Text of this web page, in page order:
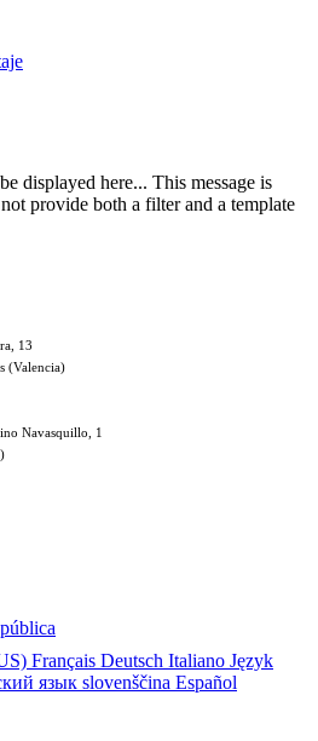
displayed here... This message is
provide both a filter and a template
13
(Valencia)
Navasquillo, 1
Français Deutsch Italiano Język
язык slovenščina Español